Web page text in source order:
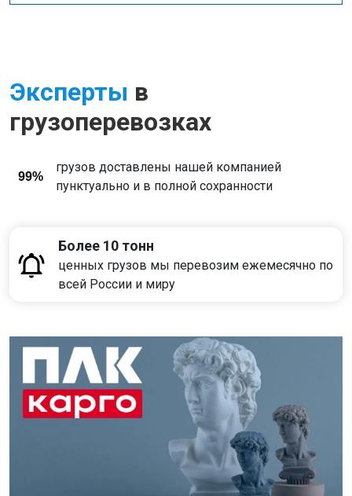
Эксперты в
грузоперевозках
99%
грузов доставлены нашей компанией
пунктуально и в полной сохранности
Более 10 тонн
ценных грузов мы перевозим ежемесячно по
всей России и миру